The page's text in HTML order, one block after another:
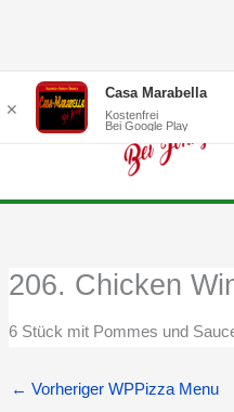
Inhalt
206. Chicken
6 Stück mit Pommes und
← Vorheriger WPPizza Menu
✕
Casa Marabella
Kostenfrei
Bei Google Play